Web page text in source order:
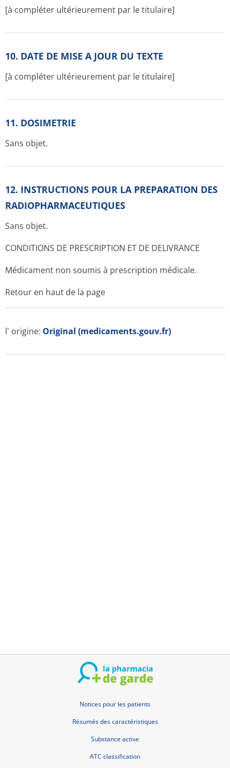
[à compléter ultérieurement par le titulaire]
10. DATE DE MISE A JOUR DU TEXTE
[à compléter ultérieurement par le titulaire]
11. DOSIMETRIE
Sans objet.
12. INSTRUCTIONS POUR LA PREPARATION DES
RADIOPHARMACE­UTIQUES
Sans objet.
CONDITIONS DE PRESCRIPTION ET DE DELIVRANCE
Médicament non soumis à prescription médicale.
Retour en haut de la page
l' origine: Original (medicaments.gouv.fr)